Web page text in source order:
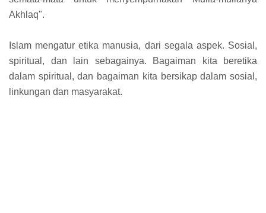
Akhlaq".
Islam mengatur etika manusia, dari segala aspek. Sosial,
spiritual, dan lain sebagainya. Bagaiman kita beretika
dalam spiritual, dan bagaiman kita bersikap dalam sosial,
linkungan dan masyarakat.